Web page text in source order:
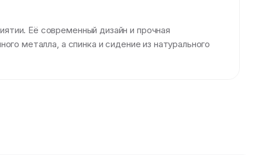
Её современный дизайн и прочная
металла, а спинка и сидение из натурального